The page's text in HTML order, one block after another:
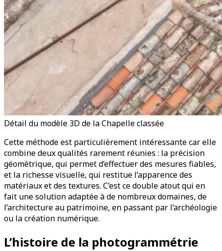
Détail du modèle 3D de la Chapelle classée
Cette méthode est particulièrement intéressante car elle
combine deux qualités rarement réunies : la précision
géométrique, qui permet d’effectuer des mesures fiables,
et la richesse visuelle, qui restitue l’apparence des
matériaux et des textures. C’est ce double atout qui en
fait une solution adaptée à de nombreux domaines, de
l’architecture au patrimoine, en passant par l’archéologie
ou la création numérique.
L’histoire de la photogrammétrie